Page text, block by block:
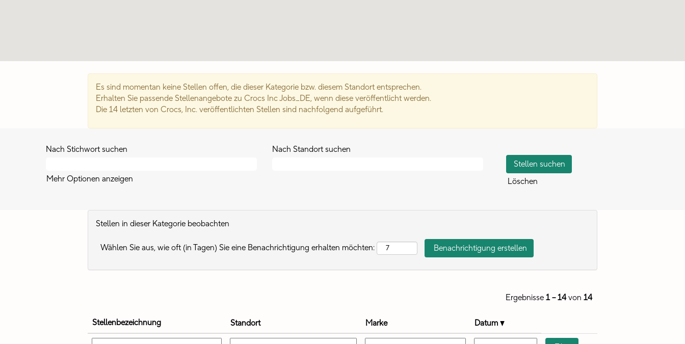
Es sind momentan keine Stellen offen, die dieser Kategorie bzw. diesem Standort entsprechen.
Erhalten Sie passende Stellenangebote zu Crocs Inc Jobs_DE, wenn diese veröffentlicht werden.
Die 14 letzten von Crocs, Inc. veröffentlichten Stellen sind nachfolgend aufgeführt.
Nach Stichwort suchen Nach Standort suchen
Mehr Optionen anzeigen Löschen
Stellen in dieser Kategorie beobachten
Wählen Sie aus, wie oft (in Tagen) Sie eine Benachrichtigung erhalten möchten:
Ergebnisse 1 – 14von 14
Stellenbezeichnung Standort Marke Datum